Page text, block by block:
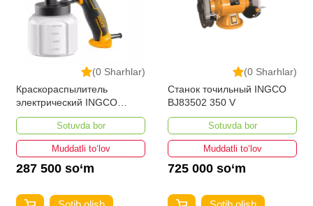
(0 Sharhlar)
Краскораспылитель
электрический INGCO
SPG3508 450 w
Sotuvda bor
Muddatli to‘lov
287 500 so‘m
(0 Sharhlar)
Станок точильный INGCO
BJ83502 350 V
Sotuvda bor
Muddatli to‘lov
725 000 so‘m